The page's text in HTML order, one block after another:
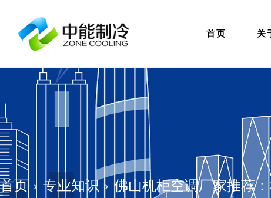
首页 关
首页 专业知识 佛山机柜空调厂家推荐